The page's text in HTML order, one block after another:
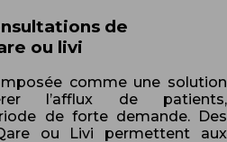
de
ou livi
comme une solution
l’afflux de patients,
de forte demande. Des
ou Livi permettent aux